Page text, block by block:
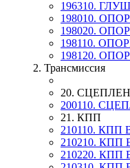
196310.
198010.
198020.
198110.
198120.
2. Трансмиссия
20.
200110.
21. КПП
210110. КПП
210210. КПП
210220. КПП